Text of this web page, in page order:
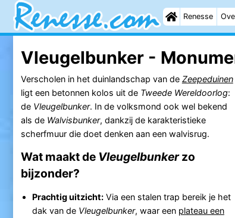
Renesse
Vleugelbunker -
Verscholen in het duinlandschap van de Zeepeduinen
ligt een betonnen kolos uit de Tweede Wereldoorlog:
de Vleugelbunker. In de volksmond ook wel bekend
als de Walvisbunker, dankzij de karakteristieke
scherfmuur die doet denken aan een walvisrug.
Wat maakt de Vleugelbunkerzo
bijzonder?
Prachtig uitzicht:Via een stalen trap bereik je het
dak van de Vleugelbunker, waar een plateau een